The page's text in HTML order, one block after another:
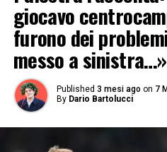
giocavo
furono dei
messo a sinistra…»
Published 3 mesi ago on 7
By Dario Bartolucci